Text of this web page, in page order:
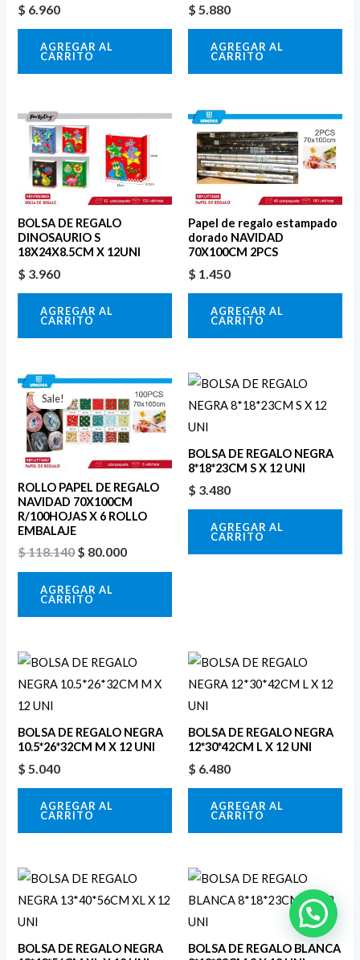
$ 6.960
AGREGAR AL
CARRITO
$ 5.880
AGREGAR AL
CARRITO
BOLSA DE REGALO
DINOSAURIO S
18X24X8.5CM X 12UNI
$ 3.960
AGREGAR AL
CARRITO
Papel de regalo estampado
dorado NAVIDAD
70X100CM 2PCS
$ 1.450
AGREGAR AL
CARRITO
Sale!
ROLLO PAPEL DE REGALO
NAVIDAD 70X100CM
R/100HOJAS X 6 ROLLO
EMBALAJE
$118.140
El
precio
original
era:
$ 118.140.
$ 80.000
El
precio
actual
es:
$ 80.000.
AGREGAR AL
CARRITO
BOLSA DE REGALO NEGRA
8*18*23CM S X 12 UNI
$ 3.480
AGREGAR AL
CARRITO
BOLSA DE REGALO NEGRA
10.5*26*32CM M X 12 UNI
$ 5.040
AGREGAR AL
CARRITO
BOLSA DE REGALO NEGRA
12*30*42CM L X 12 UNI
$ 6.480
AGREGAR AL
CARRITO
BOLSA DE REGALO NEGRA
BOLSA DE REGALO BLANCA